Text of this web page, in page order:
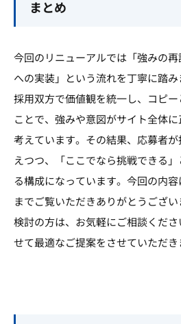
まとめ
今回のリニューアルでは「強みの
への実装」という流れを丁寧に踏
採用双方で価値観を統一し、コピ
ことで、強みや意図がサイト全体
考えています。その結果、応募者
えつつ、「ここでなら挑戦できる
る構成になっています。今回の内
までご覧いただきありがとうござ
検討の方は、お気軽にご相談くだ
せて最適なご提案をさせていただき